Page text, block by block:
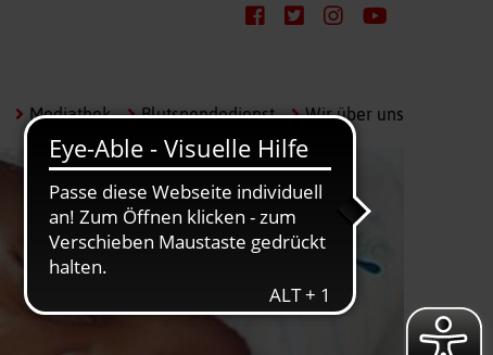
Mediathek Blutspendedienst Wir über uns